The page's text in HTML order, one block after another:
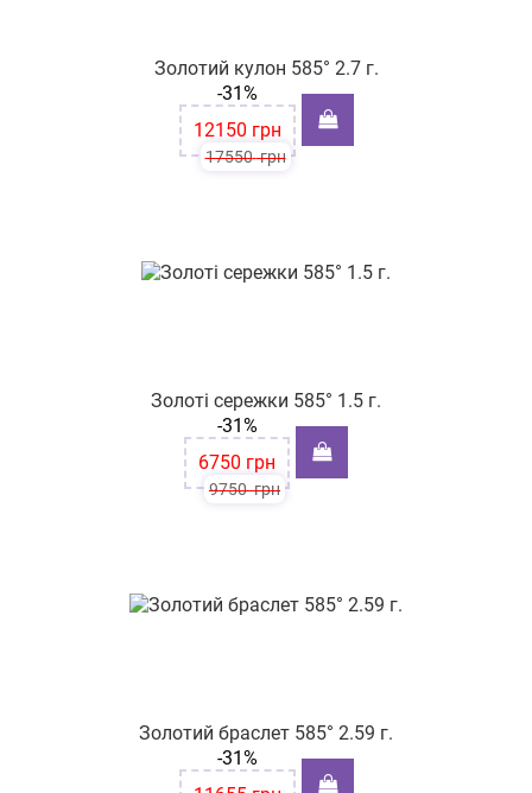
Золотий кулон 585° 2.7 г.
17550грн
-31%
12150 грн
Золоті сережки 585° 1.5 г.
9750грн
-31%
6750 грн
Золотий браслет 585° 2.59 г.
-31%